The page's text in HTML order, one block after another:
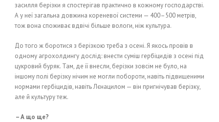
засилля берізки я спостерігав практично в кожному господарстві.
А у неї загальна довжина кореневої системи — 400–500 метрів,
тож вона споживає вдвічі більше вологи, ніж культура.
До того ж боротися з берізкою треба з осені. Я якось провів в
одному агрохолдингу дослід: внести суміш гербіцидів з осені під
цукровий буряк. Там, де її внесли, берізки зовсім не було, на
іншому полі берізку нічим не могли побороти, навіть підвищеними
нормами гербіцидів, навіть Лєнацилом — він пригнічував берізку,
але й культуру теж.
– А що ще?